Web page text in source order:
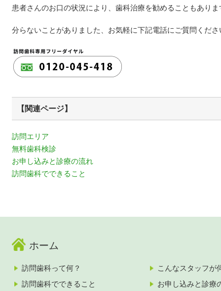
患者さんのお口の状況により、歯科治療を勧めることもありま
分らないことがありました、お気軽に下記電話にご質問くださ
【関連ページ】
訪問エリア
無料歯科検診
お申し込みと診療の流れ
訪問歯科でできること
ホーム
訪問歯科って何？
こんなスタッフが
訪問歯科でできること
お申し込みと診療